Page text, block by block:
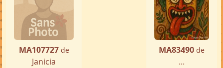
MA107727 de
Janicia
MA83490 de
...